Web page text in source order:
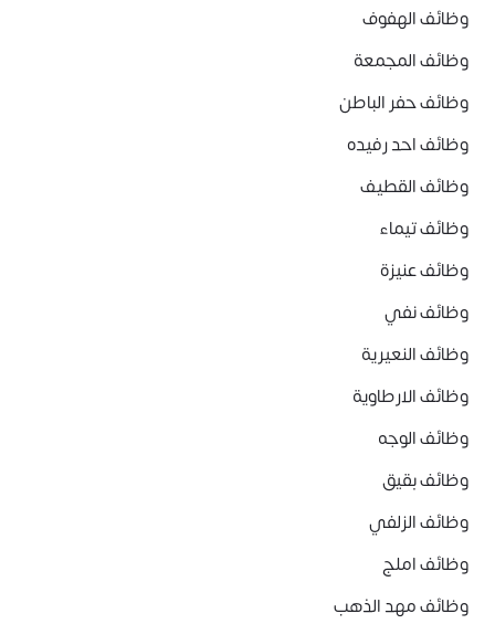
وظائف الهفوف
وظائف المجمعة
وظائف حفر الباطن
وظائف احد رفيده
وظائف القطيف
وظائف تيماء
وظائف عنيزة
وظائف نفي
وظائف النعيرية
وظائف الارطاوية
وظائف الوجه
وظائف بقيق
وظائف الزلفي
وظائف املج
وظائف مهد الذهب